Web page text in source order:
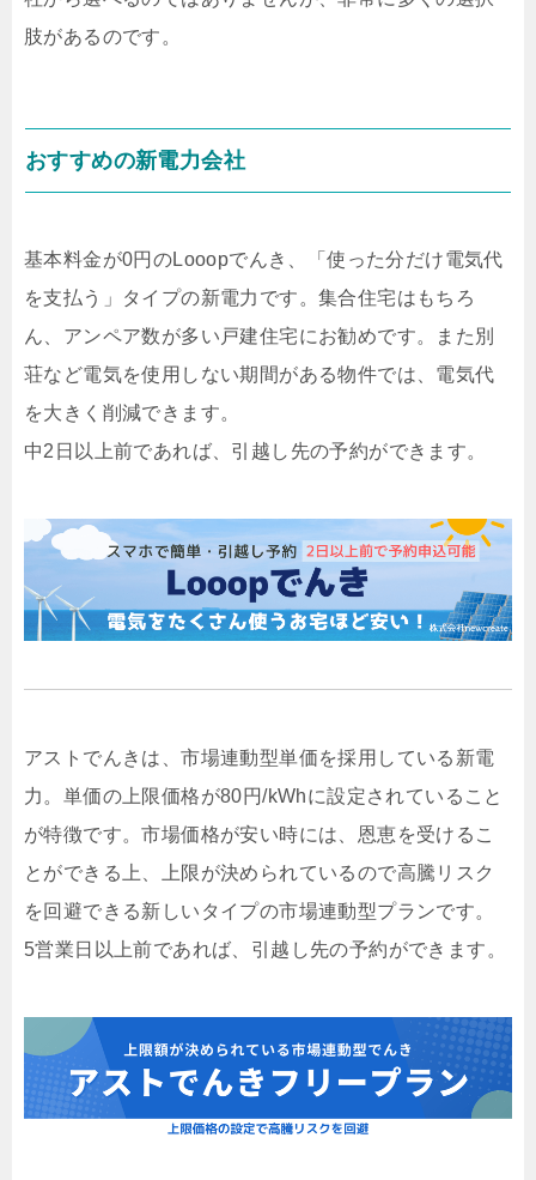
肢があるのです。
おすすめの新電力会社
基本料金が0円のLooopでんき、「使った分だけ電気代
を支払う」タイプの新電力です。集合住宅はもちろ
ん、アンペア数が多い戸建住宅にお勧めです。また別
荘など電気を使用しない期間がある物件では、電気代
を大きく削減できます。
中2日以上前であれば、引越し先の予約ができます。
アストでんきは、市場連動型単価を採用している新電
力。単価の上限価格が80円/kWhに設定されていること
が特徴です。市場価格が安い時には、恩恵を受けるこ
とができる上、上限が決められているので高騰リスク
を回避できる新しいタイプの市場連動型プランです。
5営業日以上前であれば、引越し先の予約ができます。